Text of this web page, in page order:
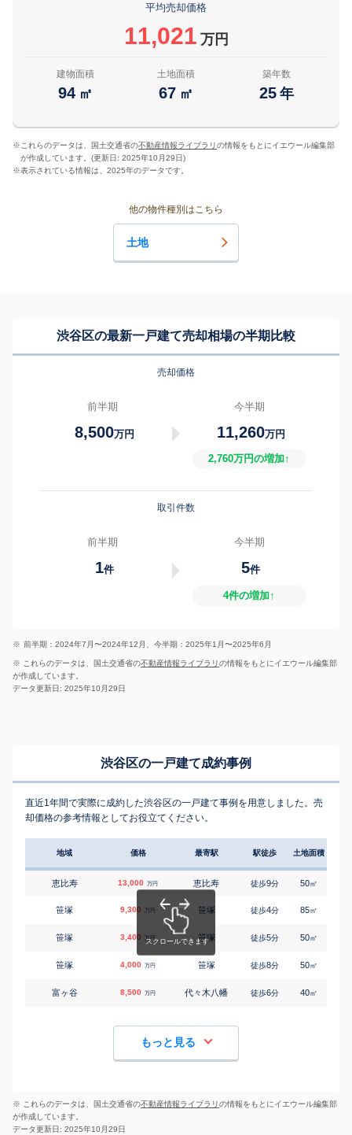
平均売却価格
11,021 万円
建物面積
94 ㎡
土地面積
67 ㎡
築年数
25 年
※ これらのデータは、国土交通省の不動産情報ライブラリの情報をもとにイエウール編集部
が作成しています。(更新日: 2025年10月29日)
※表示されている情報は、2025年のデータです。
他の物件種別はこちら
土地
渋谷区の最新一戸建て売却相場の半期比較
売却価格
前半期
8,500万円
今半期
11,260万円
2,760万円の増加↑
取引件数
前半期
1件
今半期
5件
4件の増加↑
※ 前半期：2024年7月〜2024年12月、今半期：2025年1月〜2025年6月
※ これらのデータは、国土交通省の不動産情報ライブラリの情報をもとにイエウール編集部
が作成しています。
データ更新日: 2025年10月29日
渋谷区の一戸建て成約事例
直近1年間で実際に成約した渋谷区の一戸建て事例を用意しました。売
却価格の参考情報としてお役立てください。
地域 価格 最寄駅 駅徒歩 土地面積
恵比寿 13,000 万円 恵比寿 徒歩9分 50㎡
笹塚 9,300 万円 笹塚 徒歩4分 85㎡
笹塚 3,400 万円 笹塚 徒歩5分 50㎡
笹塚 4,000 万円 笹塚 徒歩8分 50㎡
富ヶ谷 8,500 万円 代々木八幡 徒歩6分 40㎡
もっと見る
※ これらのデータは、国土交通省の不動産情報ライブラリの情報をもとにイエウール編集部
が作成しています。
データ更新日: 2025年10月29日